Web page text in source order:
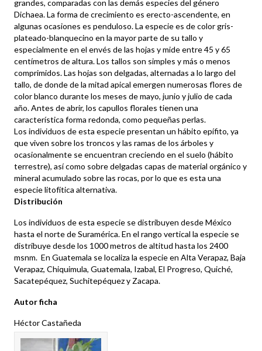
grandes, comparadas con las demás especies del género
Dichaea. La forma de crecimiento es erecto-ascendente, en
algunas ocasiones es penduloso. La especie es de color gris-
plateado-blanquecino en la mayor parte de su tallo y
especialmente en el envés de las hojas y mide entre 45 y 65
centímetros de altura. Los tallos son simples y más o menos
comprimidos. Las hojas son delgadas, alternadas a lo largo del
tallo, de donde de la mitad apical emergen numerosas flores de
color blanco durante los meses de mayo, junio y julio de cada
año. Antes de abrir, los capullos florales tienen una
característica forma redonda, como pequeñas perlas.
Los individuos de esta especie presentan un hábito epífito, ya
que viven sobre los troncos y las ramas de los árboles y
ocasionalmente se encuentran creciendo en el suelo (hábito
terrestre), así como sobre delgadas capas de material orgánico y
mineral acumulado sobre las rocas, por lo que es esta una
especie litofítica alternativa.
Distribución
Los individuos de esta especie se distribuyen desde México
hasta el norte de Suramérica. En el rango vertical la especie se
distribuye desde los 1000 metros de altitud hasta los 2400
msnm. En Guatemala se localiza la especie en Alta Verapaz, Baja
Verapaz, Chiquimula, Guatemala, Izabal, El Progreso, Quiché,
Sacatepéquez, Suchitepéquez y Zacapa.
Autor ficha
Héctor Castañeda